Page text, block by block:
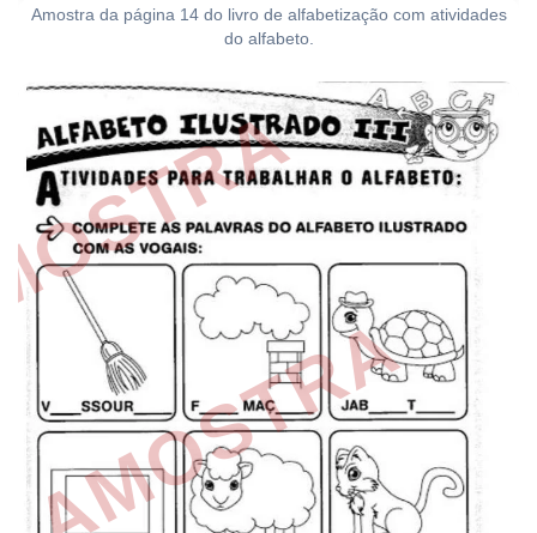
Amostra da página 14 do livro de alfabetização com atividades
do alfabeto.